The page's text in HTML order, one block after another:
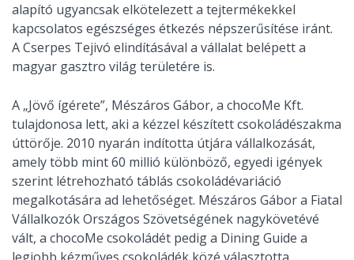
alapító ugyancsak elkötelezett a tejtermékekkel
kapcsolatos egészséges étkezés népszerűsítése iránt.
A Cserpes Tejivó elindításával a vállalat belépett a
magyar gasztro világ területére is.
A „Jövő ígérete”, Mészáros Gábor, a chocoMe Kft.
tulajdonosa lett, aki a kézzel készített csokoládészakma
úttörője. 2010 nyarán indította útjára vállalkozását,
amely több mint 60 millió különböző, egyedi igények
szerint létrehozható táblás csokoládévariáció
megalkotására ad lehetőséget. Mészáros Gábor a Fiatal
Vállalkozók Országos Szövetségének nagykövetévé
vált, a chocoMe csokoládét pedig a Dining Guide a